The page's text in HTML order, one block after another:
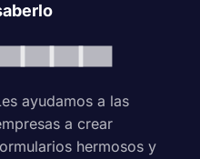
ayudamos a las
a crear
hermosos y